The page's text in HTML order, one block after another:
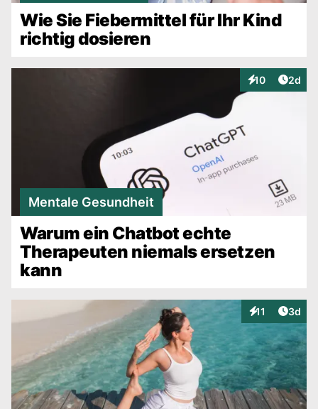
Wie Sie Fiebermittel für Ihr Kind
richtig dosieren
10
Interaktionen
2d
Mentale Gesundheit
Warum ein Chatbot echte
Therapeuten niemals ersetzen
kann
11
Interaktionen
3d